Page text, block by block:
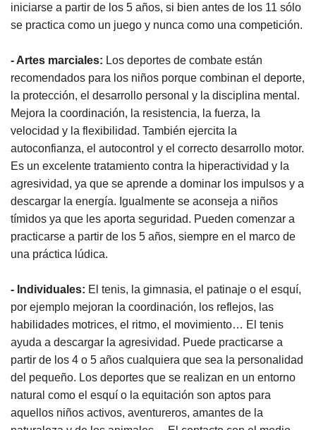
iniciarse a partir de los 5 años, si bien antes de los 11 sólo
se practica como un juego y nunca como una competición.
- Artes marciales: Los deportes de combate están
recomendados para los niños porque combinan el deporte,
la protección, el desarrollo personal y la disciplina mental.
Mejora la coordinación, la resistencia, la fuerza, la
velocidad y la flexibilidad. También ejercita la
autoconfianza, el autocontrol y el correcto desarrollo motor.
Es un excelente tratamiento contra la hiperactividad y la
agresividad, ya que se aprende a dominar los impulsos y a
descargar la energía. Igualmente se aconseja a niños
tímidos ya que les aporta seguridad. Pueden comenzar a
practicarse a partir de los 5 años, siempre en el marco de
una práctica lúdica.
- Individuales: El tenis, la gimnasia, el patinaje o el esquí,
por ejemplo mejoran la coordinación, los reflejos, las
habilidades motrices, el ritmo, el movimiento… El tenis
ayuda a descargar la agresividad. Puede practicarse a
partir de los 4 o 5 años cualquiera que sea la personalidad
del pequeño. Los deportes que se realizan en un entorno
natural como el esquí o la equitación son aptos para
aquellos niños activos, aventureros, amantes de la